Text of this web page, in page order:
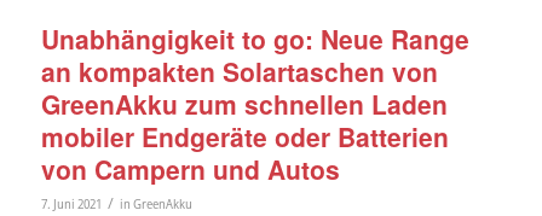
Unabhängigkeit to go: Neue Range
an kompakten Solartaschen von
GreenAkku zum schnellen Laden
mobiler Endgeräte oder Batterien
von Campern und Autos
7. Juni 2021 / in GreenAkku